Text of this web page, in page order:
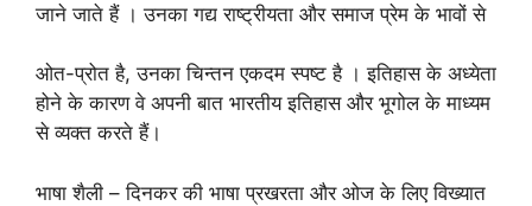
जाने जाते हैं । उनका गद्य राष्ट्रीयता और समाज प्रेम के भावों से
ओत-प्रोत है, उनका चिन्तन एकदम स्पष्ट है । इतिहास के अध्येता
होने के कारण वे अपनी बात भारतीय इतिहास और भूगोल के माध्यम
से व्यक्त करते हैं।
भाषा शैली – दिनकर की भाषा प्रखरता और ओज के लिए विख्यात